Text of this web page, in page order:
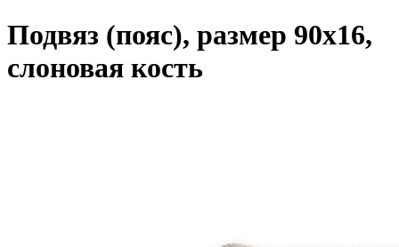
Подвяз (пояс), размер 90х16,
слоновая кость